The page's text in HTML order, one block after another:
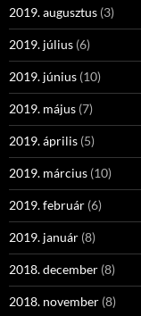
2019. augusztus (3)
2019. július (6)
2019. június (10)
2019. május (7)
2019. április (5)
2019. március (10)
2019. február (6)
2019. január (8)
2018. december (8)
2018. november (8)